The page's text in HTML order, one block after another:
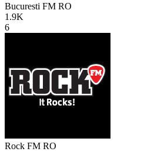
Bucuresti FM RO
1.9K
6
Rock FM RO